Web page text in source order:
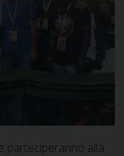
parteciperanno alla